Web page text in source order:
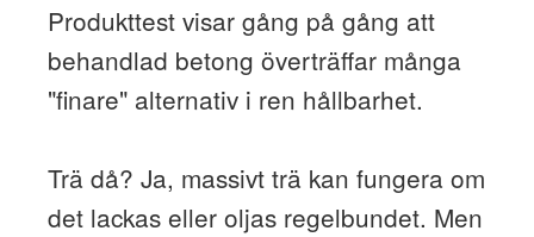
Produkttest visar gång på gång att
behandlad betong överträffar många
"finare" alternativ i ren hållbarhet.
Trä då? Ja, massivt trä kan fungera om
det lackas eller oljas regelbundet. Men